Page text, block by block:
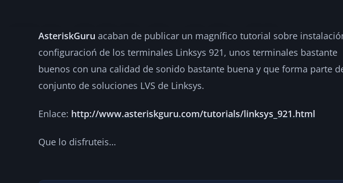
Tutorial de instalación y
Linksys 921
AsteriskGuru acaban de publicar un magnífico tutorial sobre
configuracioń de los terminales Linksys 921, unos terminales bastante
buenos con una calidad de sonido bastante buena y que forma parte
conjunto de soluciones LVS de Linksys.
Enlace: http://www.asteriskguru.com/tutorials/linksys_921.html
Que lo disfruteis…